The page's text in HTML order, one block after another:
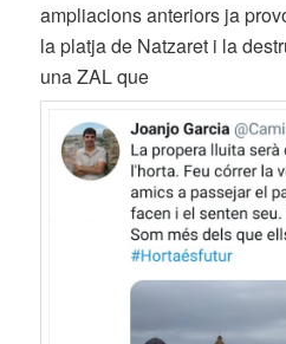
ampliacions anteriors ja
la platja de Natzaret i la
una ZAL que